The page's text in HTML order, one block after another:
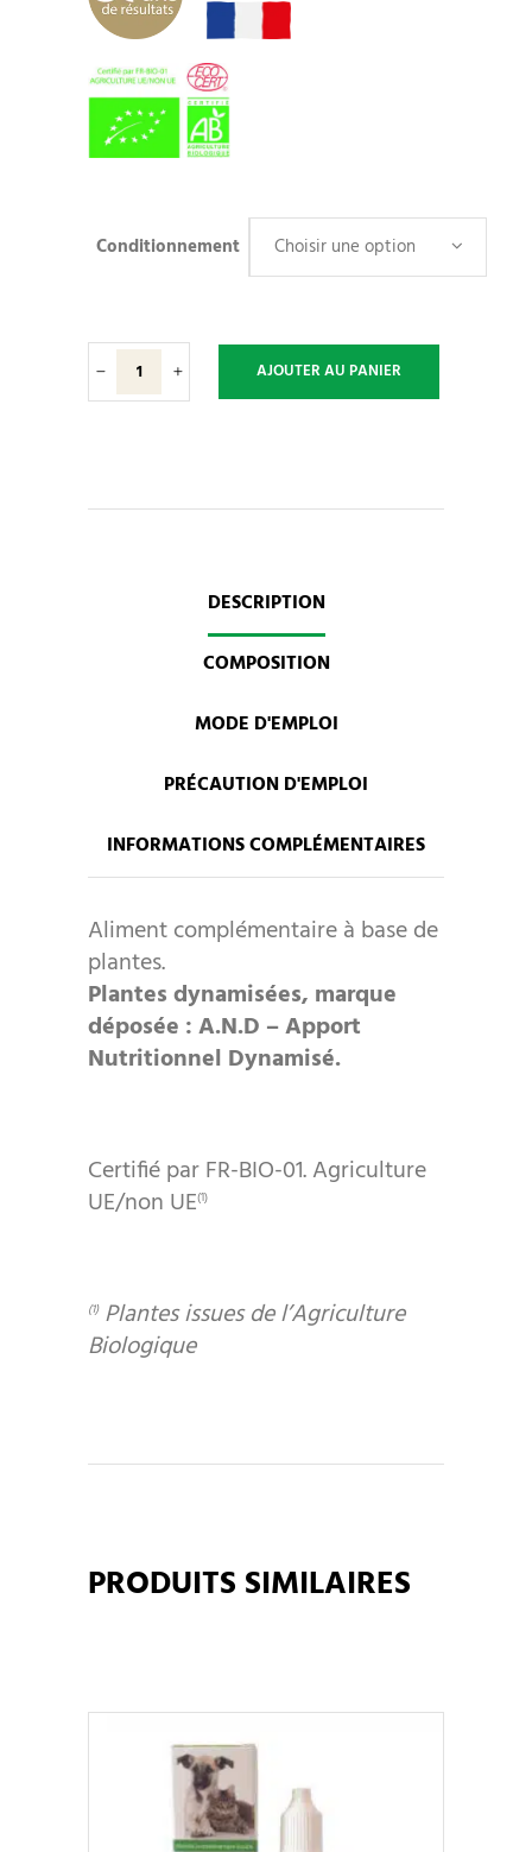
Conditionnement Choisir une option
A.N.D.
119
AJOUTER AU PANIER
DESCRIPTION
COMPOSITION
MODE D'EMPLOI
PRÉCAUTION D'EMPLOI
INFORMATIONS COMPLÉMENTAIRES
Aliment complémentaire à base de
plantes.
Plantes dynamisées, marque
déposée : A.N.D – Apport
Nutritionnel Dynamisé.
Certifié par FR-BIO-01. Agriculture
UE/non UE(1)
(1)Plantes issues de l’Agriculture
Biologique
PRODUITS SIMILAIRES